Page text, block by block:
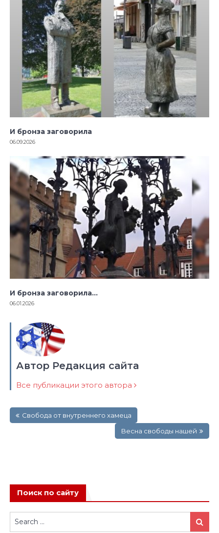
И бронза заговорила
06.09.2026
И бронза заговорила…
06.01.2026
Автор Редакция сайта
Все публикации этого автора
по Свобода от внутреннего хамеца
Весна свободы нашей
Поиск по сайту
Search
for:
Search